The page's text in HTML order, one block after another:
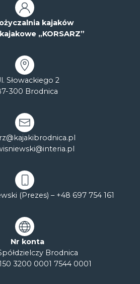
kajaków
„KORSARZ”
Słowackiego 2
300 Brodnica
(Prezes) – +48 697 754 161
Nr konta
Brodnica
3200 0001 7544 0001